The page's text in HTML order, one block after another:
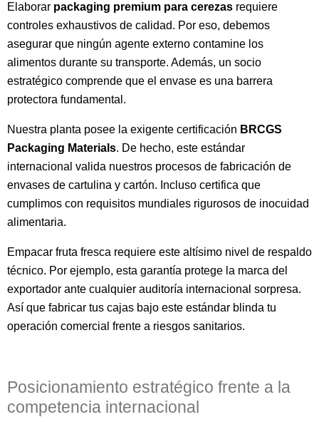
Elaborar packaging premium para cerezas requiere
controles exhaustivos de calidad. Por eso, debemos
asegurar que ningún agente externo contamine los
alimentos durante su transporte. Además, un socio
estratégico comprende que el envase es una barrera
protectora fundamental.
Nuestra planta posee la exigente certificación BRCGS
Packaging Materials. De hecho, este estándar
internacional valida nuestros procesos de fabricación de
envases de cartulina y cartón. Incluso certifica que
cumplimos con requisitos mundiales rigurosos de inocuidad
alimentaria.
Empacar fruta fresca requiere este altísimo nivel de respaldo
técnico. Por ejemplo, esta garantía protege la marca del
exportador ante cualquier auditoría internacional sorpresa.
Así que fabricar tus cajas bajo este estándar blinda tu
operación comercial frente a riesgos sanitarios.
Posicionamiento estratégico frente a la
competencia internacional